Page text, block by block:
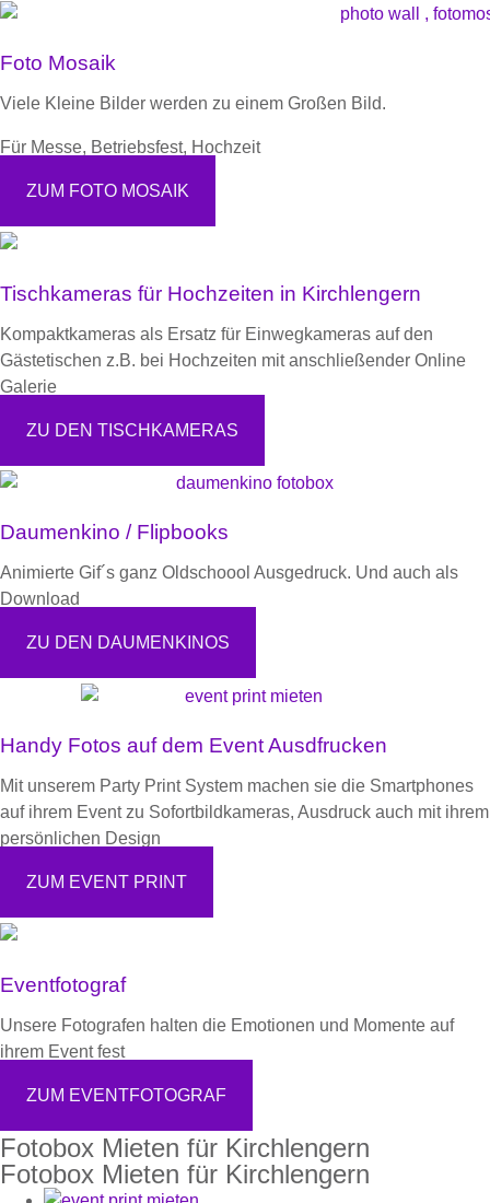
Foto Mosaik
Viele Kleine Bilder werden zu einem Großen Bild.
Für Messe, Betriebsfest, Hochzeit
ZUM FOTO MOSAIK
Tischkameras für Hochzeiten in Kirchlengern
Kompaktkameras als Ersatz für Einwegkameras auf den
Gästetischen z.B. bei Hochzeiten mit anschließender Online
Galerie
ZU DEN TISCHKAMERAS
Daumenkino / Flipbooks
Animierte Gif´s ganz Oldschoool Ausgedruck. Und auch als
Download
ZU DEN DAUMENKINOS
Handy Fotos auf dem Event Ausdfrucken
Mit unserem Party Print System machen sie die Smartphones
auf ihrem Event zu Sofortbildkameras, Ausdruck auch mit ihrem
persönlichen Design
ZUM EVENT PRINT
Eventfotograf
Unsere Fotografen halten die Emotionen und Momente auf
ihrem Event fest
ZUM EVENTFOTOGRAF
Fotobox Mieten für Kirchlengern
Fotobox Mieten für Kirchlengern